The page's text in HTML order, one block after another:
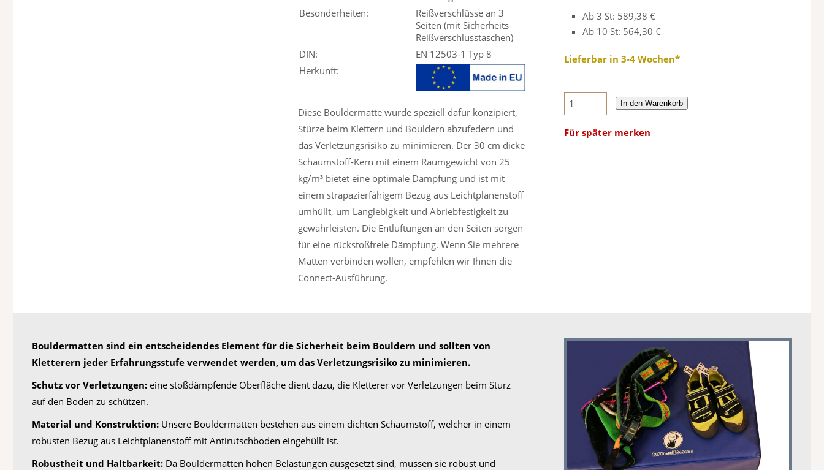
Besonderheiten:
Reißverschlüsse an 3
Seiten (mit Sicherheits-
Reißverschlusstaschen)
DIN:
EN 12503-1 Typ 8
Herkunft:
Diese Bouldermatte wurde speziell dafür konzipiert,
Stürze beim Klettern und Bouldern abzufedern und
das Verletzungsrisiko zu minimieren. Der 30 cm dicke
Schaumstoff-Kern mit einem Raumgewicht von 25
kg/m³ bietet eine optimale Dämpfung und ist mit
einem strapazierfähigem Bezug aus Leichtplanenstoff
umhüllt, um Langlebigkeit und Abriebfestigkeit zu
gewährleisten. Die Entlüftungen an den Seiten sorgen
für eine rückstoßfreie Dämpfung. Wenn Sie mehrere
Matten verbinden wollen, empfehlen wir Ihnen die
Connect-Ausführung.
Ab 3 St: 589,38 €
Ab 10 St: 564,30 €
Lieferbar in 3-4 Wochen*
In den Warenkorb
Für später merken
Bouldermatten sind ein entscheidendes Element für die Sicherheit beim Bouldern und sollten von
Kletterern jeder Erfahrungsstufe verwendet werden, um das Verletzungsrisiko zu minimieren.
Schutz vor Verletzungen: eine stoßdämpfende Oberfläche dient dazu, die Kletterer vor Verletzungen beim Sturz
auf den Boden zu schützen.
Material und Konstruktion: Unsere Bouldermatten bestehen aus einem dichten Schaumstoff, welcher in einem
robusten Bezug aus Leichtplanenstoff mit Antirutschboden eingehüllt ist.
Robustheit und Haltbarkeit: Da Bouldermatten hohen Belastungen ausgesetzt sind, müssen sie robust und